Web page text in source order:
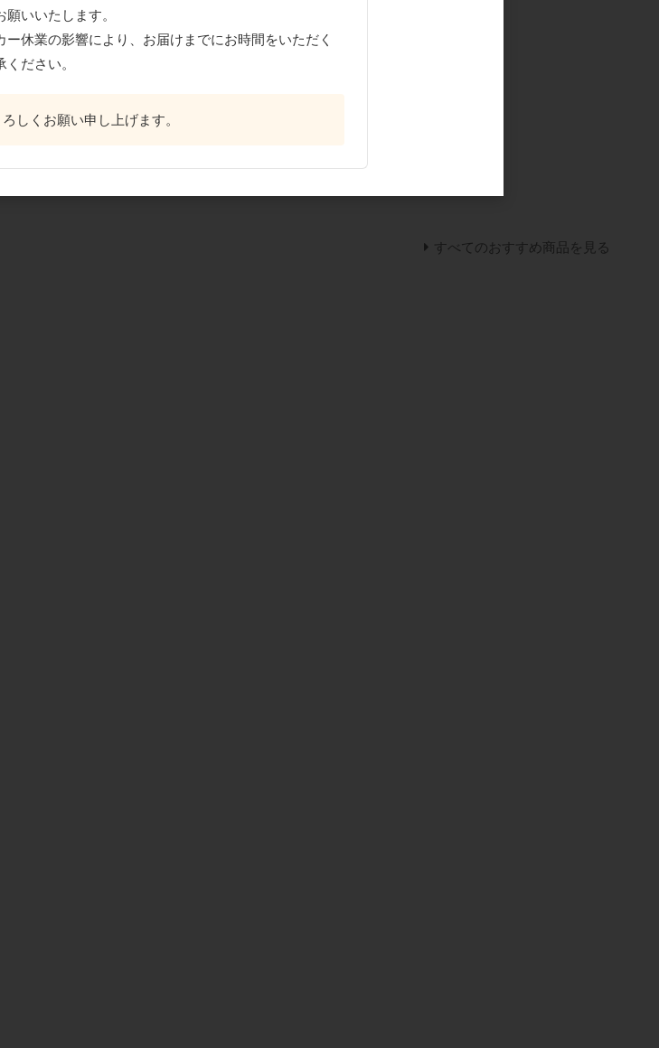
食パンケース 1.5斤（蓋
アン（非加熱タイプ）
1kg
すべてのおすすめ商品を見る
いいたします。
休業の影響により、お届けまでにお時間をいただく
ださい。
しくお願い申し上げます。